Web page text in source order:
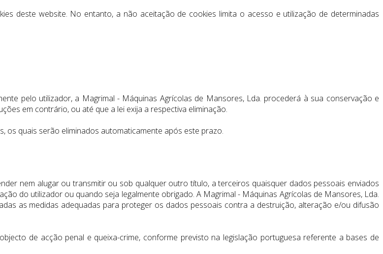
deste website. No entanto, a não aceitação de cookies limita o acesso e utilização de determinadas
pelo utilizador, a Magrimal - Máquinas Agrícolas de Mansores, Lda. procederá à sua conservação e
em contrário, ou até que a lei exija a respectiva eliminação.
os quais serão eliminados automaticamente após este prazo.
nem alugar ou transmitir ou sob qualquer outro título, a terceiros quaisquer dados pessoais enviados
do utilizador ou quando seja legalmente obrigado. A Magrimal - Máquinas Agrícolas de Mansores, Lda.
as medidas adequadas para proteger os dados pessoais contra a destruição, alteração e/ou difusão
de acção penal e queixa-crime, conforme previsto na legislação portuguesa referente a bases de